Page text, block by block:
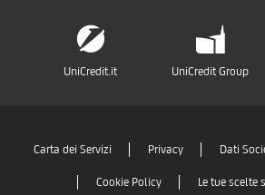
UniCredit.it UniCredit Group
Carta dei Servizi Privacy Dati
Cookie Policy Le tue scelte